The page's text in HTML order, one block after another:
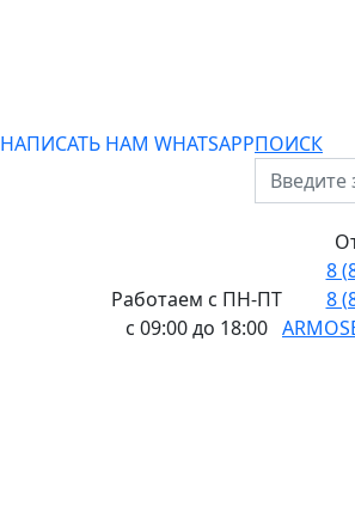
НАПИСАТЬ НАМ WHATSAPPПОИСК
Работаем с ПН-ПТ
с 09:00 до 18:00
8
8